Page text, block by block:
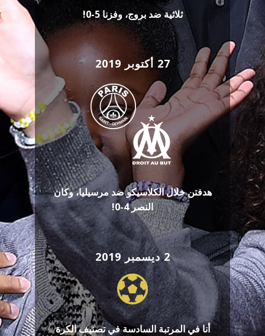
ثلاثية ضد بروج، وفزنا 5-0!
27 أكتوبر 2019
هدفتن خلال الكلاسيكو ضد مرسيليا، وكان
النصر 4-0!
2 ديسمبر 2019
أنا في المرتبة السادسة في تصنيف الكرة